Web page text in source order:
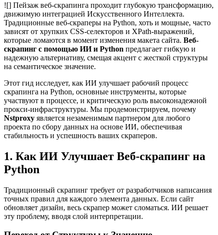
![] Пейзаж веб-скрапинга проходит глубокую трансформацию,
движимую интеграцией Искусственного Интеллекта.
Традиционные веб-скраперы на Python, хоть и мощные, часто
зависят от хрупких CSS-селекторов и XPath-выражений,
которые ломаются в момент изменения макета сайта. Веб-
скрапинг с помощью ИИ и Python предлагает гибкую и
надежную альтернативу, смещая акцент с жесткой структуры
на семантическое значение.
Этот гид исследует, как ИИ улучшает рабочий процесс
скрапинга на Python, основные инструменты, которые
участвуют в процессе, и критическую роль высоконадежной
прокси-инфраструктуры. Мы продемонстрируем, почему
Nstproxy является незаменимым партнером для любого
проекта по сбору данных на основе ИИ, обеспечивая
стабильность и успешность ваших скраперов.
1. Как ИИ Улучшает Веб-скрапинг на
Python
Традиционный скрапинг требует от разработчиков написания
точных правил для каждого элемента данных. Если сайт
обновляет дизайн, весь скрапер может сломаться. ИИ решает
эту проблему, вводя слой интерпретации.